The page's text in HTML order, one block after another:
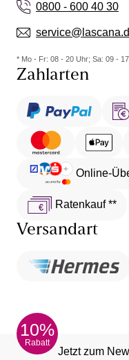
0800 - 600 40 30
* Mo - Fr: 08 - 20 Uhr; Sa: 09 -
Zahlarten
Online-
Ratenkauf **
Versandart
10%
Rabatt
Jetzt zum